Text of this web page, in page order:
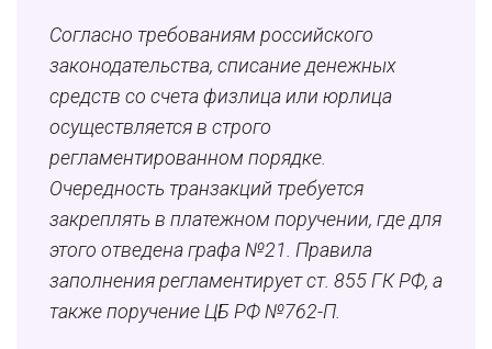
Согласно требованиям российского
законодательства, списание денежных
средств со счета физлица или юрлица
осуществляется в строго
регламентированном порядке.
Очередность транзакций требуется
закреплять в платежном поручении, где для
этого отведена графа №21. Правила
заполнения регламентирует ст. 855 ГК РФ, а
также поручение ЦБ РФ №762-П.